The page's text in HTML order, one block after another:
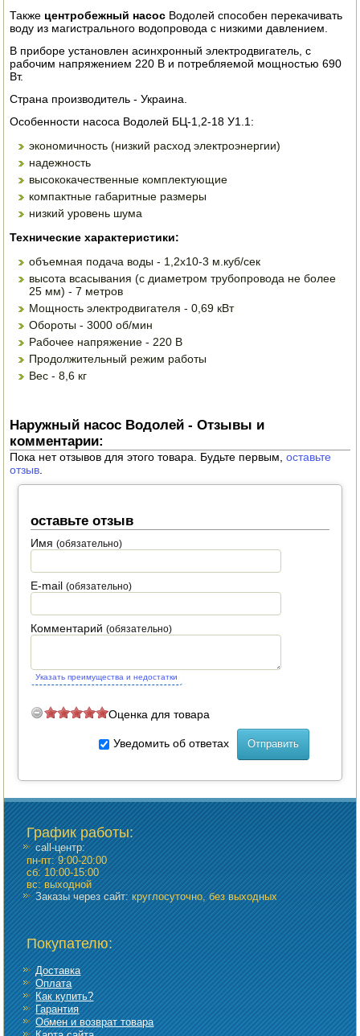
ЭЛЕКТРО ШАШЛЫЧНИЦЫ
СОКОВЫЖИМАЛКИ
СУШИЛКИ ПРОДУКТОВ
СОКОВАРКИ
ТОВАРЫ ДЛЯ ЗИМЫ
ДЛЯ ФЕРМЕРА
ОБОРУДОВАНИЕ ДЛЯ ПЧЕЛОВОДСТВА
ДОИЛЬНЫЕ АППАРАТЫ
СРЕДСТВА ОТ ВРЕДИТЕЛЕЙ
ПОСУДА ДЛЯ КУХНИ
ДУШ ДЛЯ ДАЧИ И ДОМА
ОРЕХОКОЛЫ
Также центробежный насос Водолей способен перекачивать
воду из магистрального водопровода с низкими давлением.
В приборе установлен асинхронный электродвигатель, с
рабочим напряжением 220 В и потребляемой мощностью 690
Вт.
Страна производитель - Украина.
Особенности насоса Водолей БЦ-1,2-18 У1.1:
экономичность (низкий расход электроэнергии)
надежность
высококачественные комплектующие
компактные габаритные размеры
низкий уровень шума
Технические характеристики:
объемная подача воды - 1,2х10-3 м.куб/сек
высота всасывания (с диаметром трубопровода не более
25 мм) - 7 метров
Мощность электродвигателя - 0,69 кВт
Обороты - 3000 об/мин
Рабочее напряжение - 220 В
Продолжительный режим работы
Вес - 8,6 кг
Наружный насос Водолей - Отзывы и
комментарии:
Пока нет отзывов для этого товара. Будьте первым,оставьте
отзыв
оставьте отзыв
Имя(обязательно)
E-mail(обязательно)
Комментарий(обязательно)
Указать преимущества и недостатки
Оценка для товара
Уведомить об ответах
График работы:
call-центр:
пн-пт: 9:00-20:00
сб: 10:00-15:00
вс: выходной
Заказы через сайт:круглосуточно, без выходных
Покупателю:
Доставка
Оплата
Как купить?
Гарантия
Обмен и возврат товара